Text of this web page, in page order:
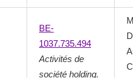
BE-
1037.735.494
Activités de
société holding.